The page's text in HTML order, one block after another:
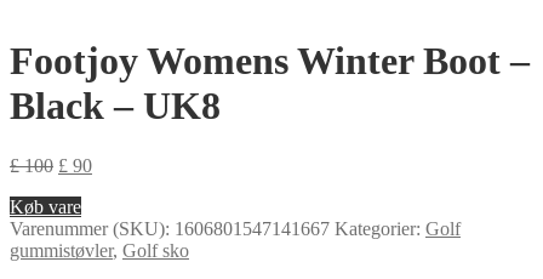
Footjoy Womens Winter Boot –
Black – UK8
£100 £ 90
Køb vare
Varenummer (SKU): 1606801547141667 Kategorier: Golf
gummistøvler, Golf sko